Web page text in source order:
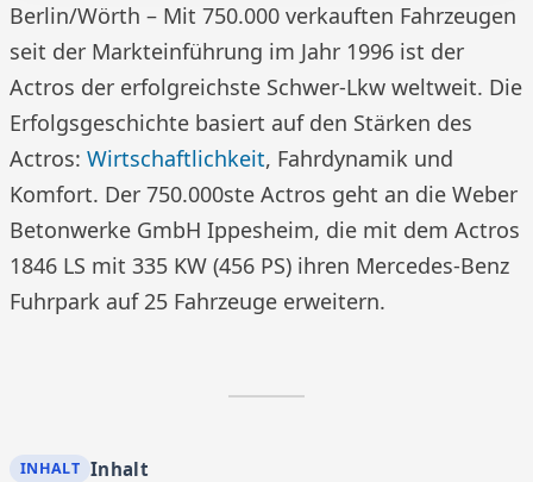
Berlin/Wörth – Mit 750.000 verkauften Fahrzeugen
seit der Markteinführung im Jahr 1996 ist der
Actros der erfolgreichste Schwer-Lkw weltweit. Die
Erfolgsgeschichte basiert auf den Stärken des
Actros: Wirtschaftlichkeit, Fahrdynamik und
Komfort. Der 750.000ste Actros geht an die Weber
Betonwerke GmbH Ippesheim, die mit dem Actros
1846 LS mit 335 KW (456 PS) ihren Mercedes-Benz
Fuhrpark auf 25 Fahrzeuge erweitern.
Inhalt